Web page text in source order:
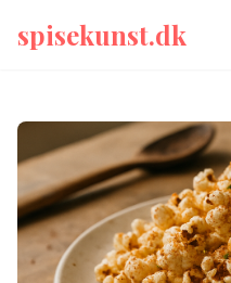
spisekunst.dk